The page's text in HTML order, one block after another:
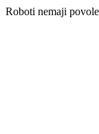
Roboti nemaji